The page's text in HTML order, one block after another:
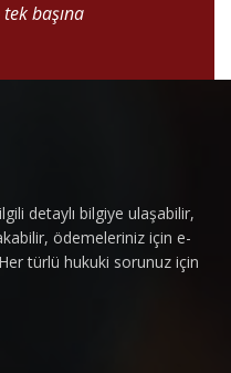
başına
detaylı bilgiye ulaşabilir,
ödemeleriniz için e-
türlü hukuki sorunuz için